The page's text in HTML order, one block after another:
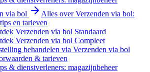
via bol
Alles over Verzenden via bol:
en tarieven
Verzenden via bol Standaard
Verzenden via bol Compleet
behandelen via Verzenden via bol
& tarieven
& dienstverleners: magazijnbeheer